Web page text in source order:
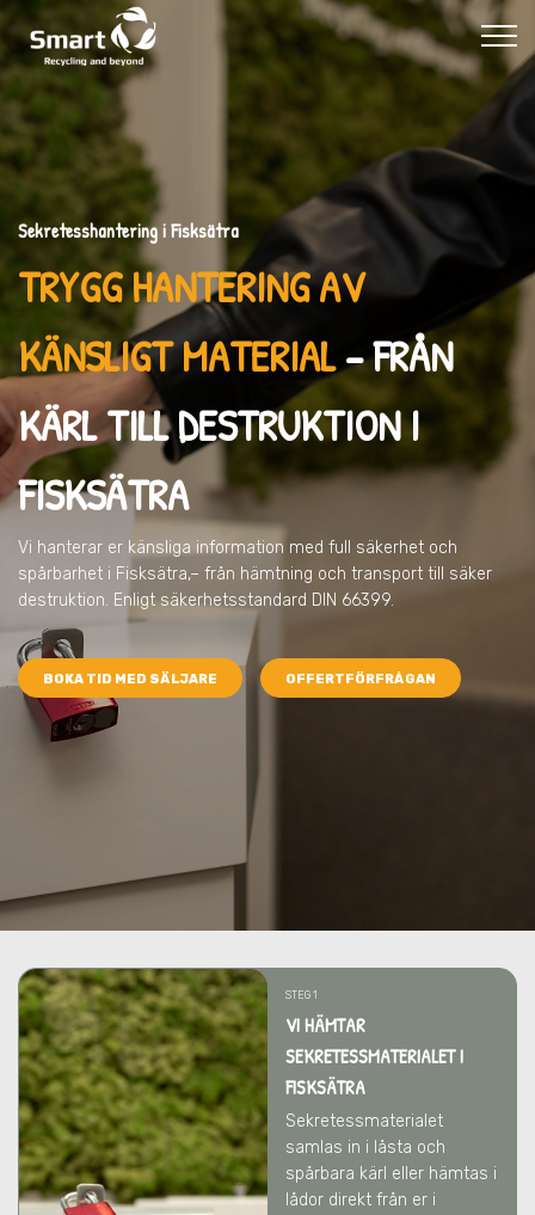
Sekretesshantering i Fisksätra
TRYGG HANTERING AV
KÄNSLIGT MATERIAL– FRÅN
KÄRL TILL DESTRUKTION I
FISKSÄTRA
Vi hanterar er känsliga information med full säkerhet och
spårbarhet i Fisksätra,– från hämtning och transport till säker
destruktion. Enligt säkerhetsstandard DIN 66399.
BOKA TID MED SÄLJARE OFFERTFÖRFRÅGAN
STEG 1
VI HÄMTAR
SEKRETESSMATERIALET I
FISKSÄTRA
Sekretessmaterialet
samlas in i låsta och
spårbara kärl eller hämtas i
lådor direkt från er i